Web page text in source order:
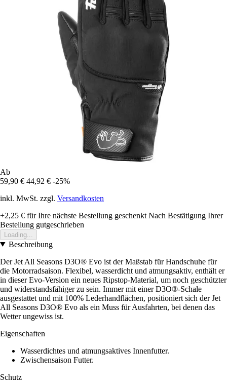
Ab
59,90 € 44,92 € -25%
inkl. MwSt. zzgl. Versandkosten
+2,25 € für Ihre nächste Bestellung geschenkt Nach Bestätigung Ihrer
Bestellung gutgeschrieben
Loading...
Beschreibung
Der Jet All Seasons D3O® Evo ist der Maßstab für Handschuhe für
die Motorradsaison. Flexibel, wasserdicht und atmungsaktiv, enthält er
in dieser Evo-Version ein neues Ripstop-Material, um noch geschützter
und widerstandsfähiger zu sein. Immer mit einer D3O®-Schale
ausgestattet und mit 100% Lederhandflächen, positioniert sich der Jet
All Seasons D3O® Evo als ein Muss für Ausfahrten, bei denen das
Wetter ungewiss ist.
Eigenschaften
Wasserdichtes und atmungsaktives Innenfutter.
Zwischensaison Futter.
Schutz